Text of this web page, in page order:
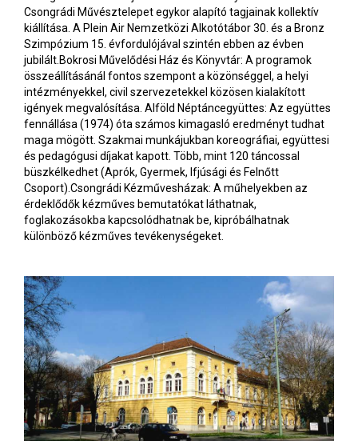
Csongrádi Művésztelepet egykor alapító tagjainak kollektív
kiállítása. A Plein Air Nemzetközi Alkotótábor 30. és a Bronz
Szimpózium 15. évfordulójával szintén ebben az évben
jubilált.Bokrosi Művelődési Ház és Könyvtár: A programok
összeállításánál fontos szempont a közönséggel, a helyi
intézményekkel, civil szervezetekkel közösen kialakított
igények megvalósítása. Alföld Néptáncegyüttes: Az együttes
fennállása (1974) óta számos kimagasló eredményt tudhat
maga mögött. Szakmai munkájukban koreográfiai, együttesi
és pedagógusi díjakat kapott. Több, mint 120 táncossal
büszkélkedhet (Aprók, Gyermek, Ifjúsági és Felnőtt
Csoport).Csongrádi Kézművesházak: A műhelyekben az
érdeklődők kézműves bemutatókat láthatnak,
foglakozásokba kapcsolódhatnak be, kipróbálhatnak
különböző kézműves tevékenységeket.